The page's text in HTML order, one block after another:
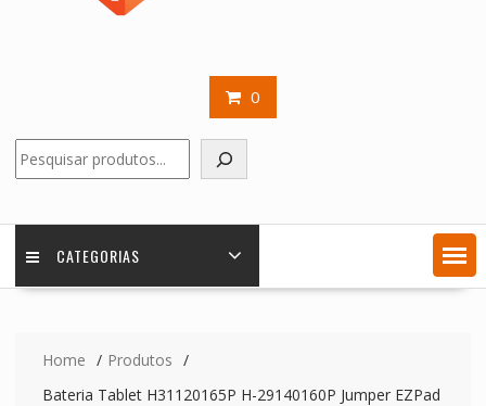
0
CATEGORIAS
Home
Produtos
Bateria Tablet H31120165P H-29140160P Jumper EZPad